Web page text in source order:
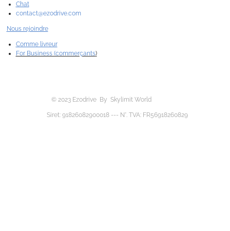
Chat
contact@ezodrive.com
Nous rejoindre
Comme livreur
For Business (commerçants)
© 2023 Ezodrive By Skylimit World
Siret: 91826082900018 --- N°. TVA: FR56918260829